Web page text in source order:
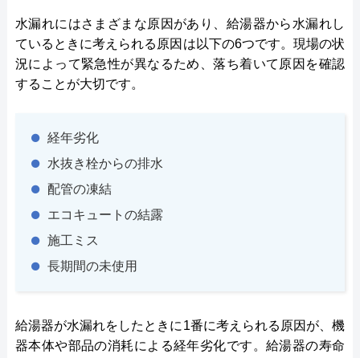
水漏れにはさまざまな原因があり、給湯器から水漏れし
ているときに考えられる原因は以下の6つです。現場の状
況によって緊急性が異なるため、落ち着いて原因を確認
することが大切です。
経年劣化
水抜き栓からの排水
配管の凍結
エコキュートの結露
施工ミス
長期間の未使用
給湯器が水漏れをしたときに1番に考えられる原因が、機
器本体や部品の消耗による経年劣化です。給湯器の寿命